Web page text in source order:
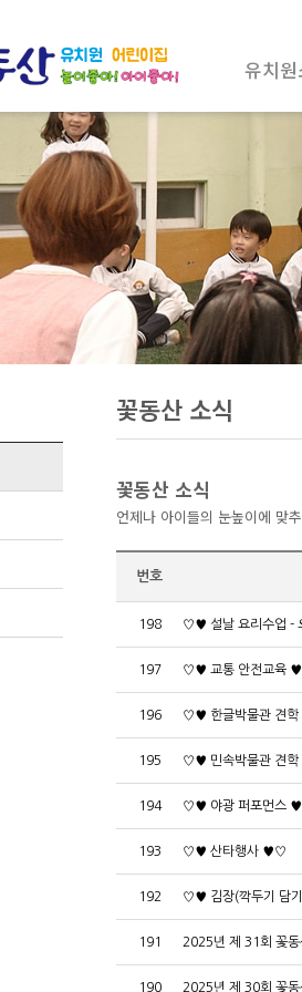
유치원
교육이념
놀이중심
오시
꽃동산 소식
꽃동산 소식
언제나 아이들의 눈높이에 맞
번호
198 ♡♥ 설날 요리수업 -
197 ♡♥ 교통 안전교육
196 ♡♥ 한글박물관 견
195 ♡♥ 민속박물관 견
194 ♡♥ 야광 퍼포먼스
193 ♡♥ 산타행사 ♥♡
192 ♡♥ 김장(깍두기 담
191 2025년 제 31회 꽃동
190 2025년 제 30회 꽃동